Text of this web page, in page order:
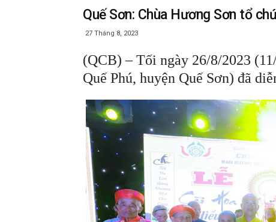
Quế Sơn: Chùa Hương Sơn tổ
27 Tháng 8, 2023
(QCB) – Tối ngày 26/8/2023
Quế Phú, huyện Quế Sơn) đã